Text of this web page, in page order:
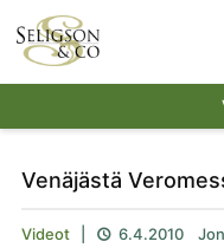
Venäjästä
Videot 6.4.2010